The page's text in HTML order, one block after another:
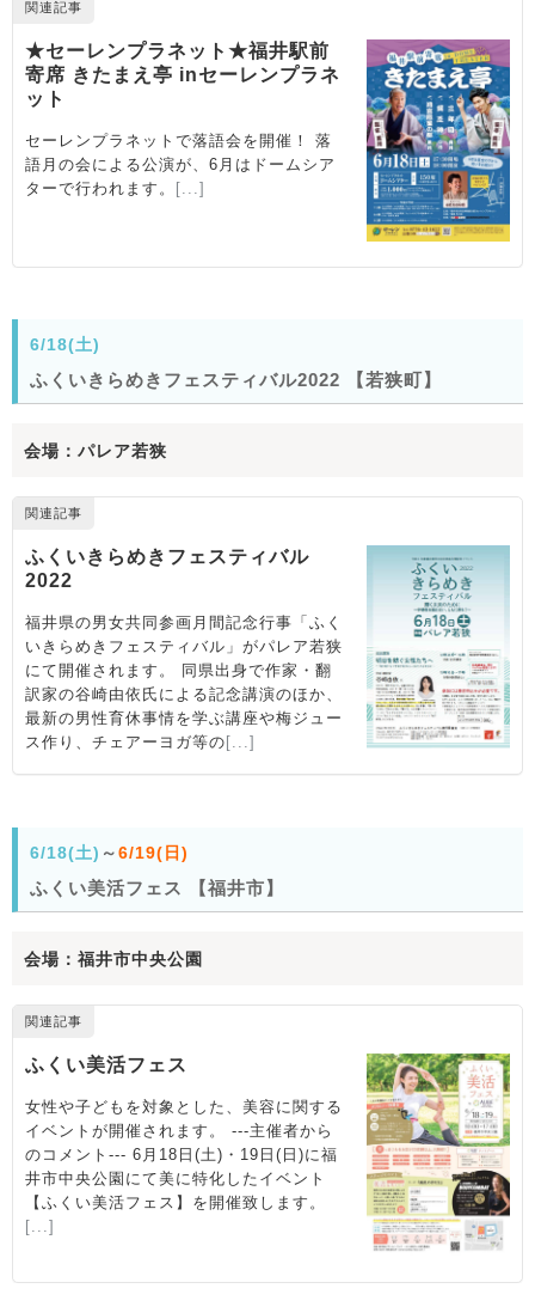
6/18(土)
ふくいきらめきフェスティバル2022 【若狭町】
会場：パレア若狭
6/18(土) ～6/19(日)
ふくい美活フェス 【福井市】
会場：福井市中央公園